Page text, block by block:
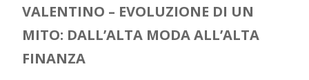
VALENTINO – EVOLUZIONE DI UN
MITO: DALL’ALTA MODA ALL’ALTA
FINANZA